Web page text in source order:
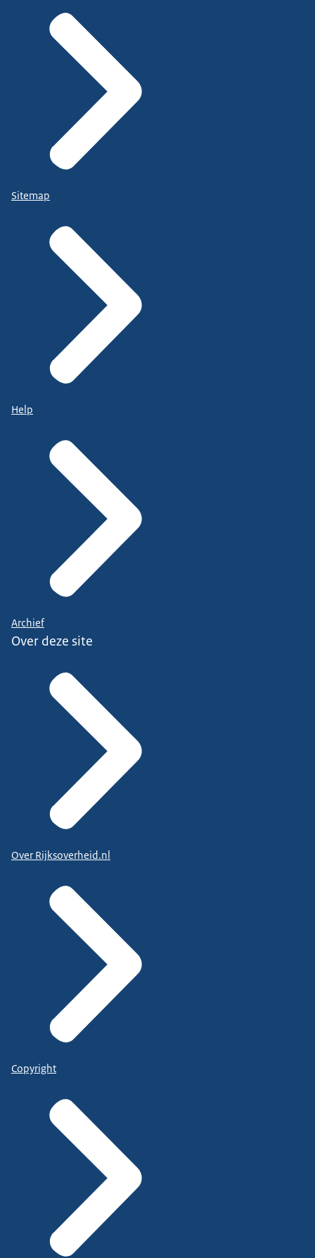
Sitemap
Help
Archief
Over deze site
Over Rijksoverheid.nl
Copyright